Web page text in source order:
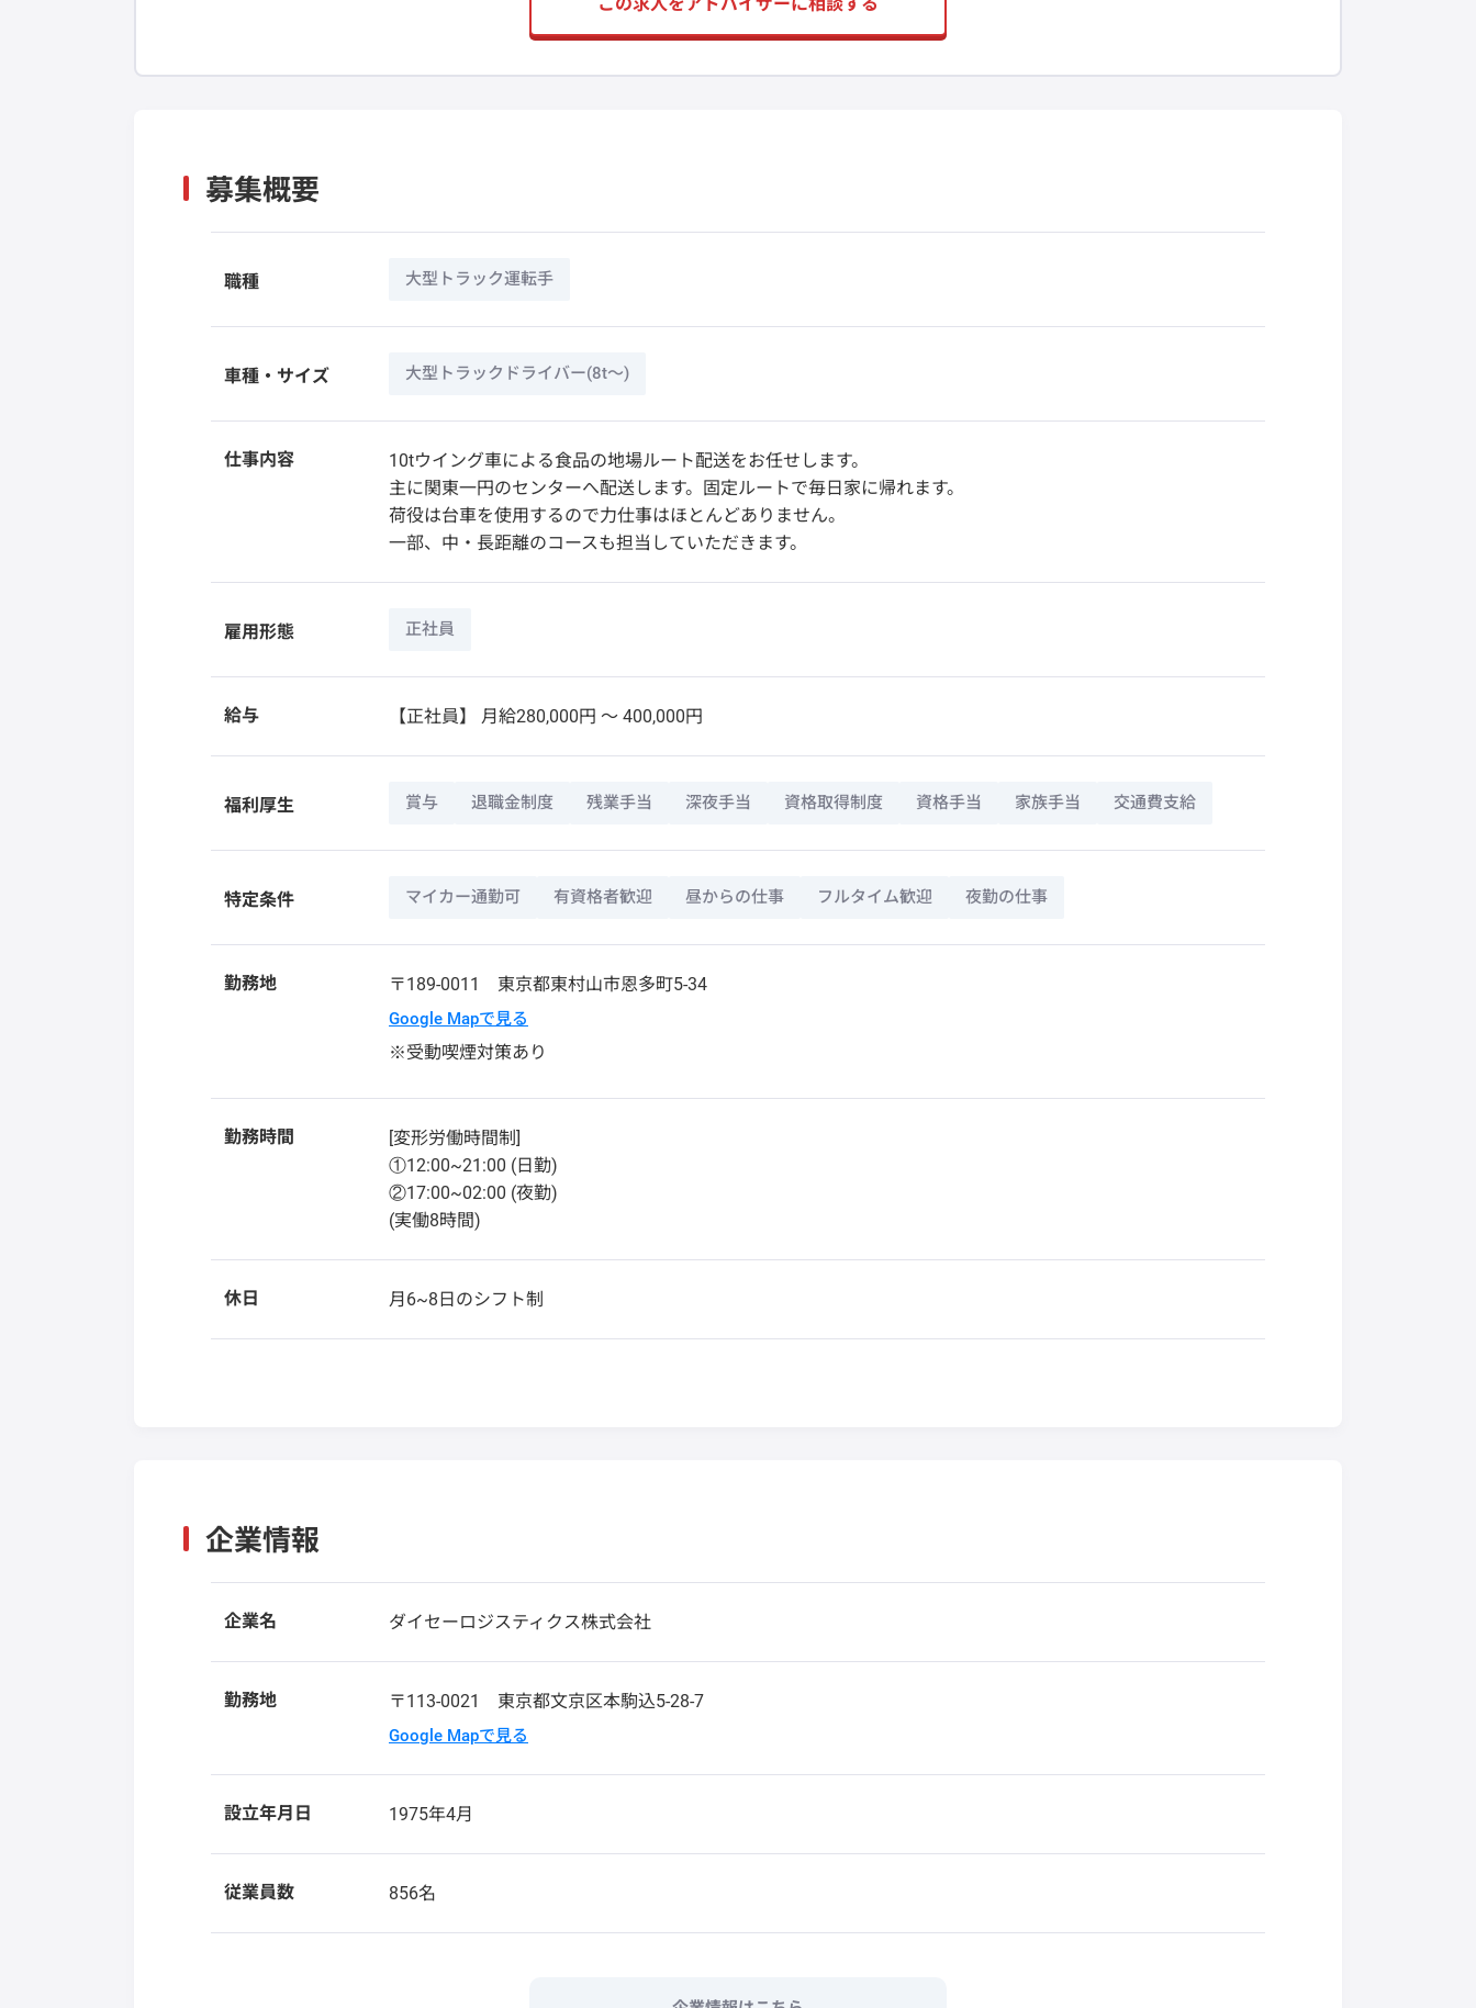
募集概要
職種 大型トラック運転手
車種・サイズ 大型トラックドライバー(8t～)
仕事内容
10tウイング車による食品の地場ルート配送をお任せします。
主に関東一円のセンターへ配送します。固定ルートで毎日家に帰れます。
荷役は台車を使用するので力仕事はほとんどありません。
一部、中・長距離のコースも担当していただきます。
雇用形態 正社員
給与 【正社員】 月給280,000円 〜 400,000円
福利厚生 賞与 退職金制度 残業手当 深夜手当 資格取得制度 資格手当 家族手当 交通費支給
特定条件 マイカー通勤可 有資格者歓迎 昼からの仕事 フルタイム歓迎 夜勤の仕事
勤務地 〒189-0011 東京都東村山市恩多町5-34
Google Mapで見る
※受動喫煙対策あり
勤務時間
[変形労働時間制]
①12:00~21:00 (日勤)
②17:00~02:00 (夜勤)
(実働8時間)
休日 月6~8日のシフト制
企業情報
企業名 ダイセーロジスティクス株式会社
勤務地 〒113-0021 東京都文京区本駒込5-28-7
Google Mapで見る
設立年月日 1975年4月
従業員数 856名